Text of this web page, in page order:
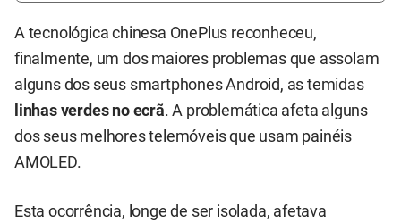
A tecnológica chinesa OnePlus reconheceu,
finalmente, um dos maiores problemas que assolam
alguns dos seus smartphones Android, as temidas
linhas verdes no ecrã. A problemática afeta alguns
dos seus melhores telemóveis que usam painéis
AMOLED.
Esta ocorrência, longe de ser isolada, afetava